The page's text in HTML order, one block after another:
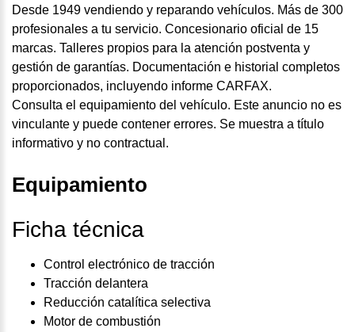
Desde 1949 vendiendo y reparando vehículos. Más de 300
profesionales a tu servicio. Concesionario oficial de 15
marcas. Talleres propios para la atención postventa y
gestión de garantías. Documentación e historial completos
proporcionados, incluyendo informe CARFAX.
Consulta el equipamiento del vehículo. Este anuncio no es
vinculante y puede contener errores. Se muestra a título
informativo y no contractual.
Equipamiento
Ficha técnica
Control electrónico de tracción
Tracción delantera
Reducción catalítica selectiva
Motor de combustión